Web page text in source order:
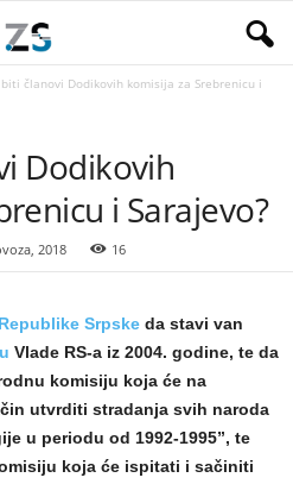
biti članovi Dodikovih komisija za Srebrenicu i
Dodikovih
i Sarajevo?
2018 16
Srpske da stavi van
Vlade RS-a iz 2004. godine, te da
komisiju koja će na
utvrditi stradanja svih naroda
u periodu od 1992-1995”, te
koja će ispitati i sačiniti